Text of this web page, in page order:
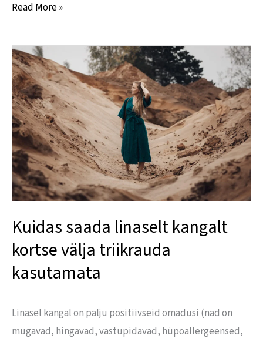
Read More »
Kuidas saada linaselt kangalt
kortse välja triikrauda
kasutamata
Linasel kangal on palju positiivseid omadusi (nad on
mugavad, hingavad, vastupidavad, hüpoallergeensed,
Kuidas
saada
linaselt
kangalt
kortse
välja
triikrauda
kasutamata